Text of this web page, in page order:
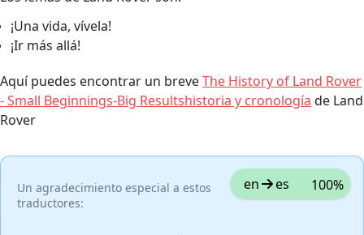
¡Una vida, vívela!
¡Ir más allá!
Aquí puedes encontrar un breveThe History of Land Rover
- Small Beginnings-Big Resultshistoria y cronología de Land
Rover
Un agradecimiento especial a estos
traductores:
en es 100%